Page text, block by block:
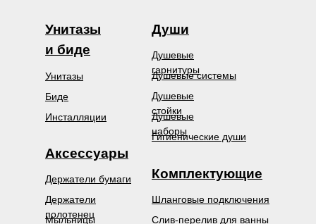
Души
Душевые
гарнитуры
Душевые системы
Гигиенические души
Аксессуары
Держатели бумаги
Держатели
полотенец
Мыльницы
Комплектующие
Шланговые подключения
Слив-перелив для ванны
Душевые
стойки
Душевые
наборы
Инсталляции
Биде
Унитазы
Унитазы
и биде